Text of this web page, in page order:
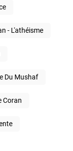
- L'athéisme
Du Mushaf
Coran